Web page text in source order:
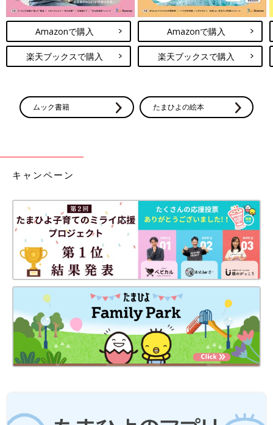
1987年6月17日生まれ。東京都出身。2000年にモーニング娘。
の第4期メンバーに選ばれデビュー。04年にモーニング娘。を卒
業し、ソロで活動を開始する。07年に俳優の杉浦太陽さんと結
婚、出産。25年8月に第5子・夢空ちゃんが誕生。リアルな日常
ママから支持されている。
辻希美さんのInstagram
す。
Amazonで購入
楽天ブックスで購入
Amazonで購入
楽天ブックスで購入
ムック書籍 たまひよの絵本
キャンペーン